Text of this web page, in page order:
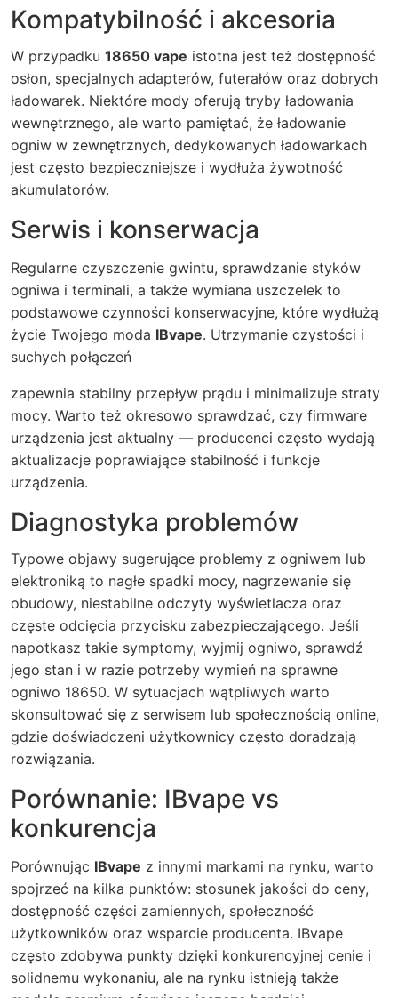
Kompatybilność i akcesoria
W przypadku 18650 vape istotna jest też dostępność
osłon, specjalnych adapterów, futerałów oraz dobrych
ładowarek. Niektóre mody oferują tryby ładowania
wewnętrznego, ale warto pamiętać, że ładowanie
ogniw w zewnętrznych, dedykowanych ładowarkach
jest często bezpieczniejsze i wydłuża żywotność
akumulatorów.
Serwis i konserwacja
Regularne czyszczenie gwintu, sprawdzanie styków
ogniwa i terminali, a także wymiana uszczelek to
podstawowe czynności konserwacyjne, które wydłużą
życie Twojego moda IBvape. Utrzymanie czystości i
suchych połączeń
zapewnia stabilny przepływ prądu i minimalizuje straty
mocy. Warto też okresowo sprawdzać, czy firmware
urządzenia jest aktualny — producenci często wydają
aktualizacje poprawiające stabilność i funkcje
urządzenia.
Diagnostyka problemów
Typowe objawy sugerujące problemy z ogniwem lub
elektroniką to nagłe spadki mocy, nagrzewanie się
obudowy, niestabilne odczyty wyświetlacza oraz
częste odcięcia przycisku zabezpieczającego. Jeśli
napotkasz takie symptomy, wyjmij ogniwo, sprawdź
jego stan i w razie potrzeby wymień na sprawne
ogniwo 18650. W sytuacjach wątpliwych warto
skonsultować się z serwisem lub społecznością online,
gdzie doświadczeni użytkownicy często doradzają
rozwiązania.
Porównanie: IBvape vs
konkurencja
Porównując IBvape z innymi markami na rynku, warto
spojrzeć na kilka punktów: stosunek jakości do ceny,
dostępność części zamiennych, społeczność
użytkowników oraz wsparcie producenta. IBvape
często zdobywa punkty dzięki konkurencyjnej cenie i
solidnemu wykonaniu, ale na rynku istnieją także